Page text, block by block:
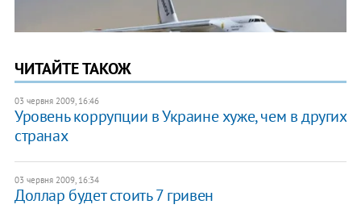
ЧИТАЙТЕ ТАКОЖ
03 червня 2009, 16:46
Уровень коррупции в Украине хуже, чем в других
странах
03 червня 2009, 16:34
Доллар будет стоить 7 гривен